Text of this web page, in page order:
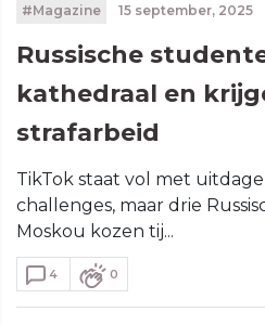
#Magazine 15 september, 2025
Russische
kathedraal en
strafarbeid
TikTok staat vol met
challenges, maar drie
Moskou kozen tij...
4 0